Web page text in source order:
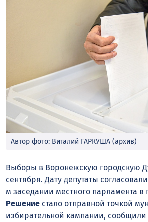
Автор фото: Виталий ГАРКУША (архив)
Выборы в Воронежскую городскую
сентября. Дату депутаты
м заседании местного парламента в
Решение стало отправной точкой
избирательной кампании, сообщили